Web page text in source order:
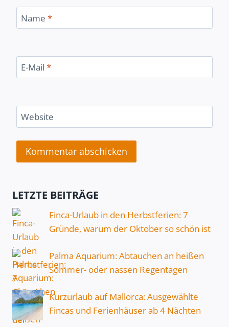
Name *
E-Mail *
Website
LETZTE BEITRÄGE
Finca-Urlaub in den Herbstferien: 7
Gründe, warum der Oktober so schön ist
Palma Aquarium: Abtauchen an heißen
Sommer- oder nassen Regentagen
Kurzurlaub auf Mallorca: Ausgewählte
Fincas und Ferienhäuser ab 4 Nächten